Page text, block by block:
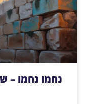
נחמו נחמו –